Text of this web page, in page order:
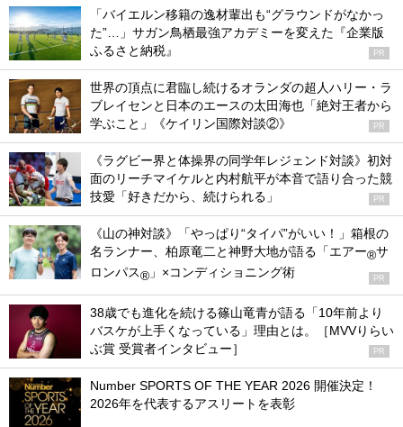
「バイエルン移籍の逸材輩出も“グラウンドがなかっ
た”…」サガン鳥栖最強アカデミーを変えた『企業版
ふるさと納税』
PR
世界の頂点に君臨し続けるオランダの超人ハリー・ラ
ブレイセンと日本のエースの太田海也「絶対王者から
学ぶこと」《ケイリン国際対談②》
PR
《ラグビー界と体操界の同学年レジェンド対談》初対
面のリーチマイケルと内村航平が本音で語り合った競
技愛「好きだから、続けられる」
PR
《山の神対談》「やっぱり“タイパ”がいい！」箱根の
名ランナー、柏原竜二と神野大地が語る「エアー®サ
ロンパス® 」×コンディショニング術 PR
38歳でも進化を続ける篠山竜青が語る「10年前より
バスケが上手くなっている」理由とは。［MVVりらい
ぶ賞 受賞者インタビュー］
PR
Number SPORTS OF THE YEAR 2026 開催決定！
2026年を代表するアスリートを表彰